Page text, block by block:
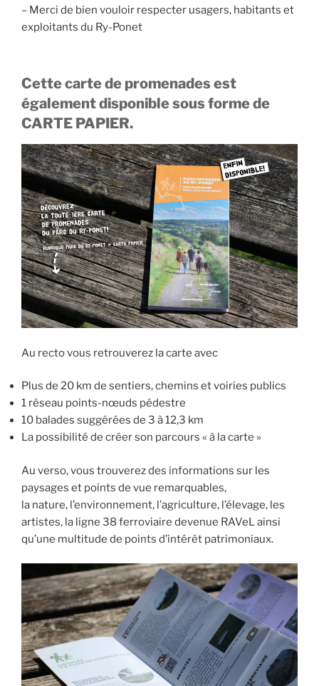
– Merci de bien vouloir respecter usagers, habitants et
exploitants du Ry-Ponet
Cette carte de promenades est
également disponible sous forme de
CARTE PAPIER.
Au recto vous retrouverez la carte avec
Plus de 20 km de sentiers, chemins et voiries publics
1 réseau points-nœuds pédestre
10 balades suggérées de 3 à 12,3 km
La possibilité de créer son parcours « à la carte »
Au verso, vous trouverez des informations sur les
paysages et points de vue remarquables,
la nature, l’environnement, l’agriculture, l’élevage, les
artistes, la ligne 38 ferroviaire devenue RAVeL ainsi
qu’une multitude de points d’intérêt patrimoniaux.